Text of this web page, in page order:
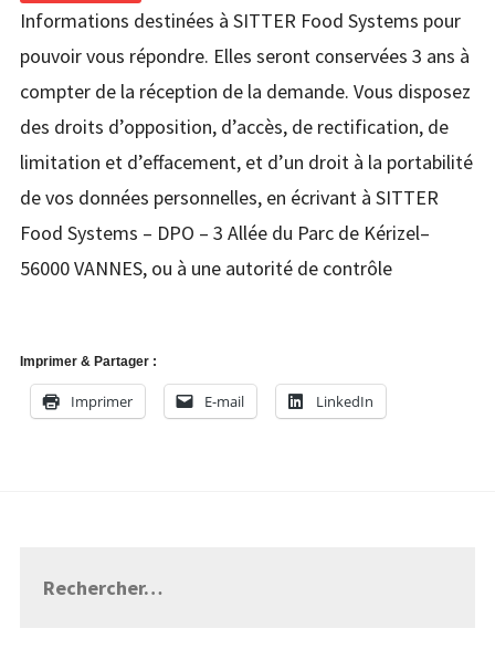
Informations destinées à SITTER Food Systems pour
pouvoir vous répondre. Elles seront conservées 3 ans à
compter de la réception de la demande. Vous disposez
des droits d’opposition, d’accès, de rectification, de
limitation et d’effacement, et d’un droit à la portabilité
de vos données personnelles, en écrivant à SITTER
Food Systems – DPO – 3 Allée du Parc de Kérizel–
56000 VANNES, ou à une autorité de contrôle
Imprimer & Partager :
Imprimer E-mail LinkedIn